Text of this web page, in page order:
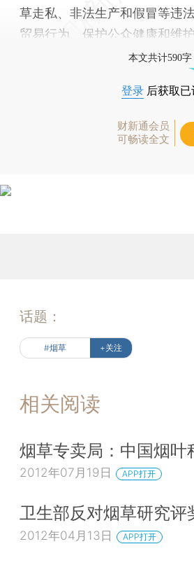
草走私、非法生产和假冒等违
贸易行为、保护公众健康和维
本文共计590
登录 后获取
财新通会员
可畅读全文
话题：
#烟草 +关注
相关阅读
烟草专卖局：中国烟叶
2012年07月19日 APP打开
卫生部反对烟草研究评
2012年04月13日 APP打开